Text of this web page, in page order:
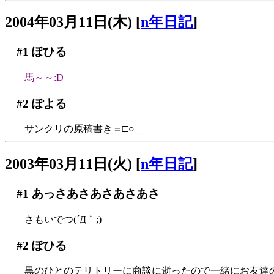
2004年03月11日(木) [n年日記]
#1 ぽひる
馬～～:D
#2 ぽよる
サンクリの原稿書き＝□○＿
2003年03月11日(火) [n年日記]
#1 あっさあさあさあさあさ
さもいでつ(´Д｀;)
#2 ぽひる
黒のひとのテリトリーに商談に逝ったので一緒にお友達